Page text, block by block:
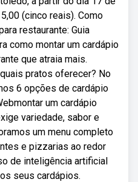
(cinco reais). Como
restaurante: Guia
como montar um cardápio
que atraia mais.
pratos oferecer? No
6 opções de cardápio
um cardápio
variedade, sabor e
um menu completo
e pizzarias ao redor
de inteligência artificial
seus cardápios.